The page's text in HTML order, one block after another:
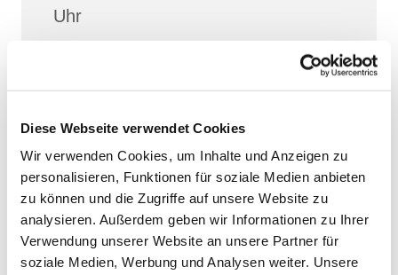
Diese Webseite verwendet Cookies
Wir verwenden Cookies, um Inhalte und Anzeigen zu
personalisieren, Funktionen für soziale Medien anbieten
zu können und die Zugriffe auf unsere Website zu
analysieren. Außerdem geben wir Informationen zu Ihrer
Verwendung unserer Website an unsere Partner für
soziale Medien, Werbung und Analysen weiter. Unsere
Uhr
Maria Meeresstern, Sellin, Hochufer /
Waldweg, 18586 Sellin